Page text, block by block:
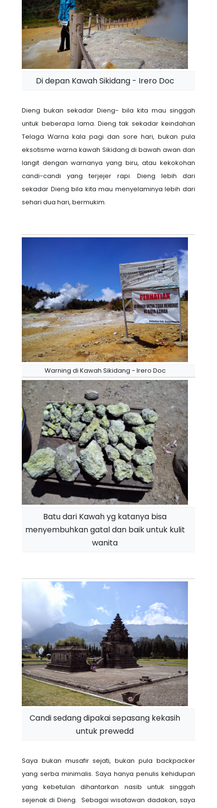
Di depan Kawah Sikidang - Irero Doc
Dieng bukan sekadar Dieng- bila kita mau singgah
untuk beberapa lama. Dieng tak sekadar keindahan
Telaga Warna kala pagi dan sore hari, bukan pula
eksotisme warna kawah Sikidang di bawah awan dan
langit dengan warnanya yang biru, atau kekokohan
candi-candi yang terjejer rapi. Dieng lebih dari
sekadar Dieng bila kita mau menyelaminya lebih dari
sehari dua hari, bermukim.
Warning di Kawah Sikidang - Irero Doc
Batu dari Kawah yg katanya bisa
menyembuhkan gatal dan baik untuk kulit
wanita
Candi sedang dipakai sepasang kekasih
untuk prewedd
Saya bukan musafir sejati, bukan pula backpacker
yang serba minimalis. Saya hanya penulis kehidupan
yang kebetulan dihantarkan nasib untuk singgah
sejenak di Dieng. Sebagai wisatawan dadakan, saya